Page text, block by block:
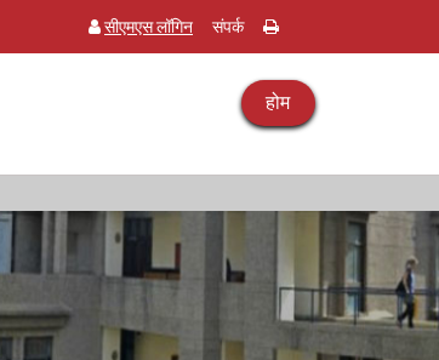
सीएमएस लॉगिन संपर्क
होम